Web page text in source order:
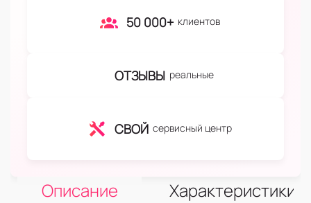
50 000+ клиентов
ОТЗЫВЫ реальные
СВОЙ сервисный центр
Описание Характеристики